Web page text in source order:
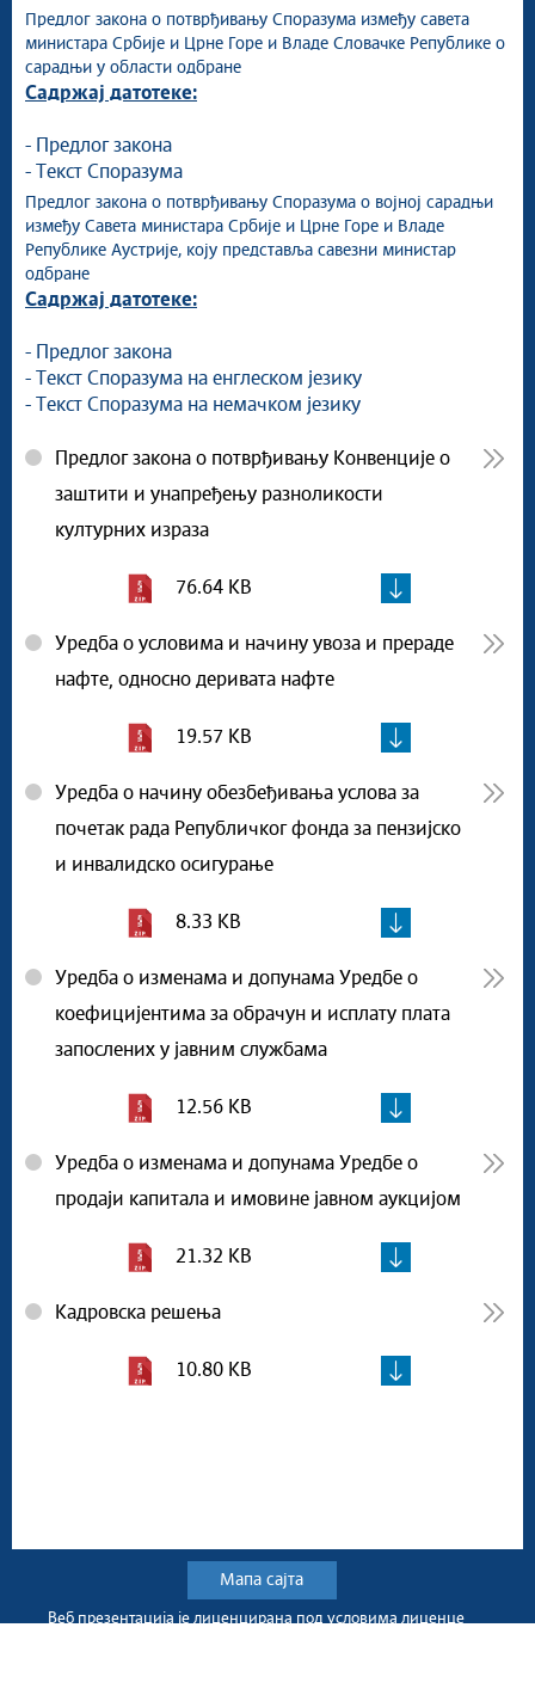
Предлог закона о потврђивању Споразума између савета
министара Србије и Црне Горе и Владе Словачке Републике о
сарадњи у области одбране
Садржај датотеке:
- Предлог закона
- Текст Споразума
Предлог закона о потврђивању Споразума о војној сарадњи
између Савета министара Србије и Црне Горе и Владе
Републике Аустрије, коју представља савезни министар
одбране
Садржај датотеке:
- Предлог закона
- Текст Споразума на енглеском језику
- Текст Споразума на немачком језику
Предлог закона о потврђивању Конвенције о
заштити и унапређењу разноликости
културних израза
76.64 KB
Уредба о условима и начину увоза и прераде
нафте, односно деривата нафте
19.57 KB
Уредба о начину обезбеђивања услова за
почетак рада Републичког фонда за пензијско
и инвалидско осигурање
8.33 KB
Уредба о изменама и допунама Уредбе о
коефицијентима за обрачун и исплату плата
запослених у јавним службама
12.56 KB
Уредба о изменама и допунама Уредбе о
продаји капитала и имовине јавном аукцијом
21.32 KB
Кадровска решења
10.80 KB
Мапа сајта
Веб презентација jе лиценциранa под условима лиценце